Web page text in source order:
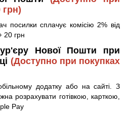
грн)
посилки сплачує комісію 2% від
20 грн
Нової Пошти при
(Доступно при покупках
додатку або на сайті. З
розрахувати готівкою, карткою,
Pay